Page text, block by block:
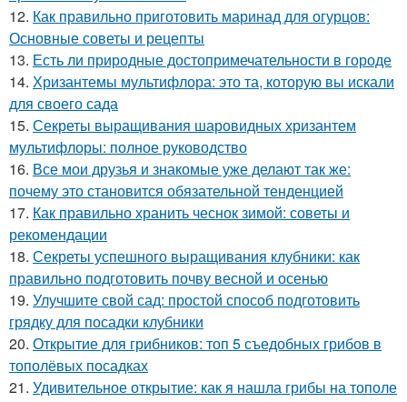
12. Как правильно приготовить маринад для огурцов:
Основные советы и рецепты
13. Есть ли природные достопримечательности в городе
14. Хризантемы мультифлора: это та, которую вы искали
для своего сада
15. Секреты выращивания шаровидных хризантем
мультифлоры: полное руководство
16. Все мои друзья и знакомые уже делают так же:
почему это становится обязательной тенденцией
17. Как правильно хранить чеснок зимой: советы и
рекомендации
18. Секреты успешного выращивания клубники: как
правильно подготовить почву весной и осенью
19. Улучшите свой сад: простой способ подготовить
грядку для посадки клубники
20. Открытие для грибников: топ 5 съедобных грибов в
тополёвых посадках
21. Удивительное открытие: как я нашла грибы на тополе